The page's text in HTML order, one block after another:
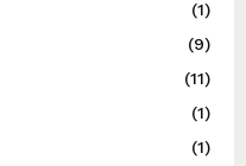
(1)
(9)
(11)
(1)
(1)